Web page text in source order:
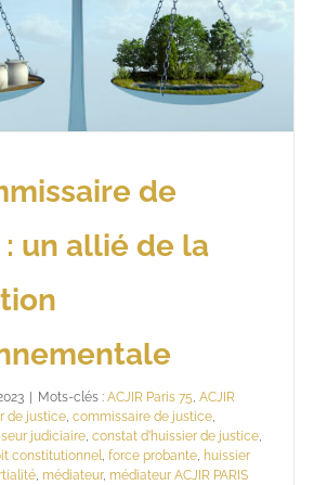
de
un allié de la
| Mots-clés : ACJIR Paris 75 ACJIR
de justice commissaire de justice
judiciaire constat d’huissier de justice
constitutionnel force probante huissier
médiateur, médiateur ACJIR PARIS